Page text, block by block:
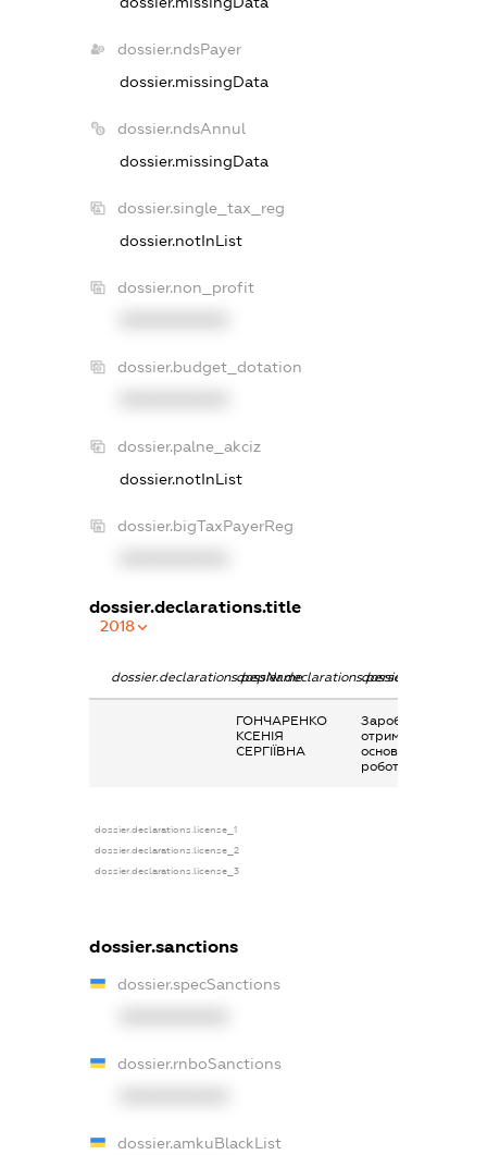
dossier.ndsPayer
dossier.missingData
dossier.ndsAnnul
dossier.missingData
dossier.single_tax_reg
dossier.notInList
dossier.non_profit
dossier.budget_dotation
dossier.palne_akciz
dossier.notInList
dossier.bigTaxPayerReg
dossier.declarations.title
2018
dossier.declarations.pepNamedossier.declarations.personName
ГОНЧАРЕНКО
КСЕНІЯ
СЕРГІЇВНА
Заробітна плата
отримана за
основним місцем
роботи
dossier.declarations.license_1
dossier.declarations.license_2
dossier.declarations.license_3
dossier.sanctions
dossier.specSanctions
dossier.rnboSanctions
dossier.amkuBlackList